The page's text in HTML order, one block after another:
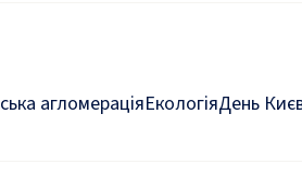
агломераціяЕкологіяДень